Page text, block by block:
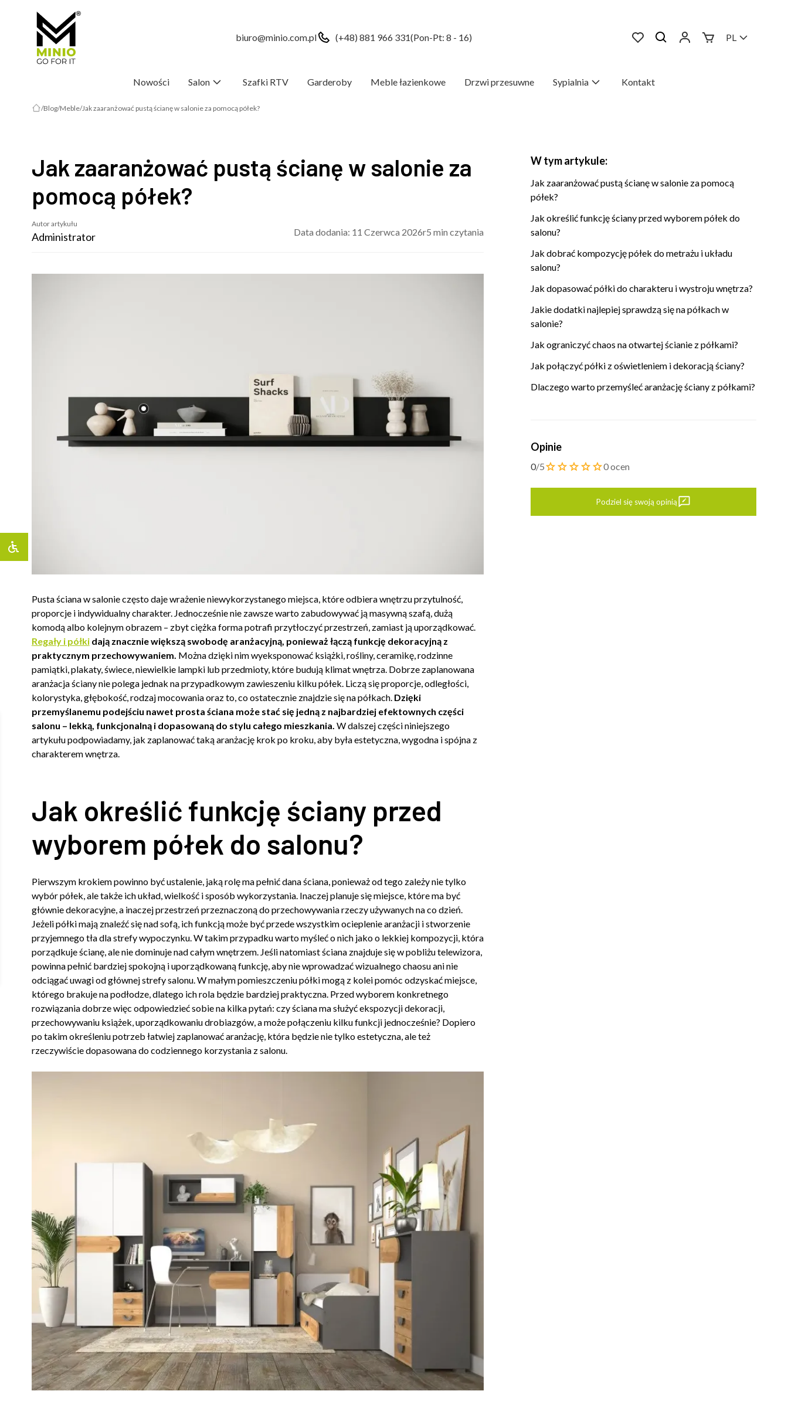
biuro@minio.com.pl (+48) 881 966 331(Pon-Pt: 8 - 16) PL
Nowości Salon Szafki RTV Garderoby Meble łazienkowe Drzwi przesuwne Sypialnia Kontakt
Blog Meble Jak zaaranżować pustą ścianę w salonie za pomocą półek?
Jak zaaranżować pustą ścianę w salonie za
pomocą półek?
Autor artykułu
Administrator Data dodania: 11 Czerwca 2026r5 min czytania
Pusta ściana w salonie często daje wrażenie niewykorzystanego miejsca, które odbiera wnętrzu przytulność,
proporcje i indywidualny charakter. Jednocześnie nie zawsze warto zabudowywać ją masywną szafą, dużą
komodą albo kolejnym obrazem – zbyt ciężka forma potrafi przytłoczyć przestrzeń, zamiast ją uporządkować.
Regały i półkidają znacznie większą swobodę aranżacyjną, ponieważ łączą funkcję dekoracyjną z
praktycznym przechowywaniem. Można dzięki nim wyeksponować książki, rośliny, ceramikę, rodzinne
pamiątki, plakaty, świece, niewielkie lampki lub przedmioty, które budują klimat wnętrza. Dobrze zaplanowana
aranżacja ściany nie polega jednak na przypadkowym zawieszeniu kilku półek. Liczą się proporcje, odległości,
kolorystyka, głębokość, rodzaj mocowania oraz to, co ostatecznie znajdzie się na półkach.Dzięki
przemyślanemu podejściu nawet prosta ściana może stać się jedną z najbardziej efektownych części
salonu – lekką, funkcjonalną i dopasowaną do stylu całego mieszkania. W dalszej części niniejszego
artykułu podpowiadamy, jak zaplanować taką aranżację krok po kroku, aby była estetyczna, wygodna i spójna z
charakterem wnętrza.
Jak określić funkcję ściany przed
wyborem półek do salonu?
Pierwszym krokiem powinno być ustalenie, jaką rolę ma pełnić dana ściana, ponieważ od tego zależy nie tylko
wybór półek, ale także ich układ, wielkość i sposób wykorzystania. Inaczej planuje się miejsce, które ma być
głównie dekoracyjne, a inaczej przestrzeń przeznaczoną do przechowywania rzeczy używanych na co dzień.
Jeżeli półki mają znaleźć się nad sofą, ich funkcją może być przede wszystkim ocieplenie aranżacji i stworzenie
przyjemnego tła dla strefy wypoczynku. W takim przypadku warto myśleć o nich jako o lekkiej kompozycji, która
porządkuje ścianę, ale nie dominuje nad całym wnętrzem. Jeśli natomiast ściana znajduje się w pobliżu telewizora,
powinna pełnić bardziej spokojną i uporządkowaną funkcję, aby nie wprowadzać wizualnego chaosu ani nie
odciągać uwagi od głównej strefy salonu. W małym pomieszczeniu półki mogą z kolei pomóc odzyskać miejsce,
którego brakuje na podłodze, dlatego ich rola będzie bardziej praktyczna. Przed wyborem konkretnego
rozwiązania dobrze więc odpowiedzieć sobie na kilka pytań: czy ściana ma służyć ekspozycji dekoracji,
przechowywaniu książek, uporządkowaniu drobiazgów, a może połączeniu kilku funkcji jednocześnie? Dopiero
po takim określeniu potrzeb łatwiej zaplanować aranżację, która będzie nie tylko estetyczna, ale też
rzeczywiście dopasowana do codziennego korzystania z salonu.
W tym artykule:
Jak zaaranżować pustą ścianę w salonie za pomocą
półek?
Jak określić funkcję ściany przed wyborem półek do
salonu?
Jak dobrać kompozycję półek do metrażu i układu
salonu?
Jak dopasować półki do charakteru i wystroju wnętrza?
Jakie dodatki najlepiej sprawdzą się na półkach w
salonie?
Jak ograniczyć chaos na otwartej ścianie z półkami?
Jak połączyć półki z oświetleniem i dekoracją ściany?
Dlaczego warto przemyśleć aranżację ściany z półkami?
Opinie
0/5 0 ocen
Podziel się swoją opinią